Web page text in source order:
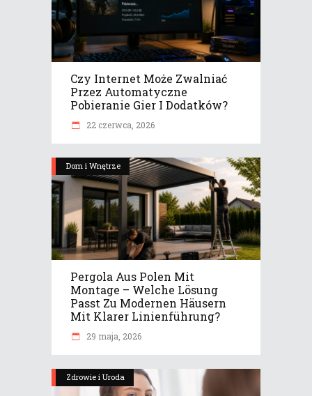
Czy Internet Może Zwalniać
Przez Automatyczne
Pobieranie Gier I Dodatków?
22 czerwca, 2026
Dom i Wnętrze
Pergola Aus Polen Mit
Montage – Welche Lösung
Passt Zu Modernen Häusern
Mit Klarer Linienführung?
29 maja, 2026
Zdrowie i Uroda